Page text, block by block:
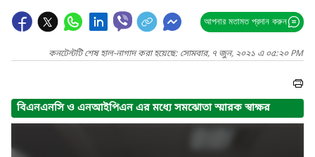
আপনার মতামত প্রদান করুন
কনটেন্টটি শেষ হাল-নাগাদ করা হয়েছে: সোমবার, ৭ জুন, ২০২১ এ ০৫:২০ PM
বিএনএনসি ও এনআইপিএন এর মধ্যে সমঝোতা স্মারক স্বাক্ষর